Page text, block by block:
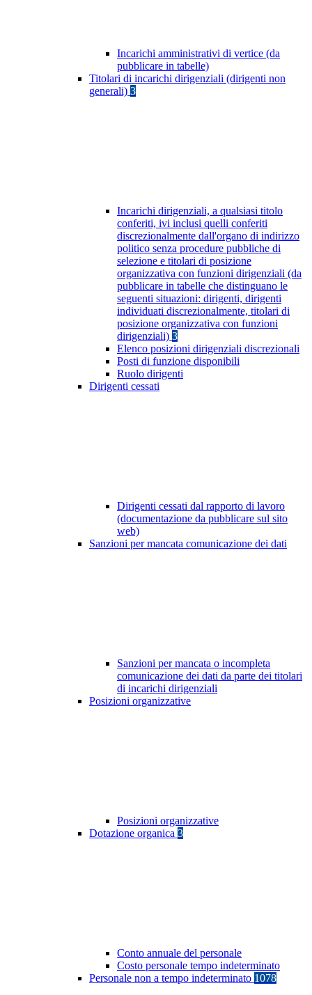
Incarichi amministrativi di vertice (da
pubblicare in tabelle)
Titolari di incarichi dirigenziali (dirigenti non
generali) 3
Incarichi dirigenziali, a qualsiasi titolo
conferiti, ivi inclusi quelli conferiti
discrezionalmente dall'organo di indirizzo
politico senza procedure pubbliche di
selezione e titolari di posizione
organizzativa con funzioni dirigenziali (da
pubblicare in tabelle che distinguano le
seguenti situazioni: dirigenti, dirigenti
individuati discrezionalmente, titolari di
posizione organizzativa con funzioni
dirigenziali) 3
Elenco posizioni dirigenziali discrezionali
Posti di funzione disponibili
Ruolo dirigenti
Dirigenti cessati
Dirigenti cessati dal rapporto di lavoro
(documentazione da pubblicare sul sito
web)
Sanzioni per mancata comunicazione dei dati
Sanzioni per mancata o incompleta
comunicazione dei dati da parte dei titolari
di incarichi dirigenziali
Posizioni organizzative
Posizioni organizzative
Dotazione organica 3
Conto annuale del personale
Costo personale tempo indeterminato
Personale non a tempo indeterminato 1078